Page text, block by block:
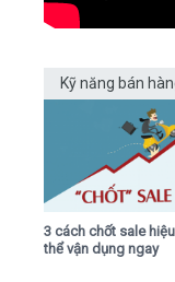
Kỹ năng bán
3 cách chốt sale
thể vận dụng ngay